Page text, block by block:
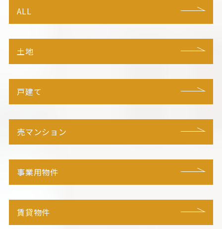
ALL
土地
戸建て
売マンション
事業用物件
賃貸物件